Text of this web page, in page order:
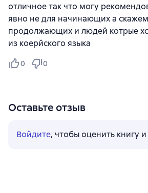
отличное так что могу
явно не для начинающих а
продолжающих и людей котрые
из коерйского языка
0 0
Оставьте отзыв
Войдите, чтобы оценить книгу